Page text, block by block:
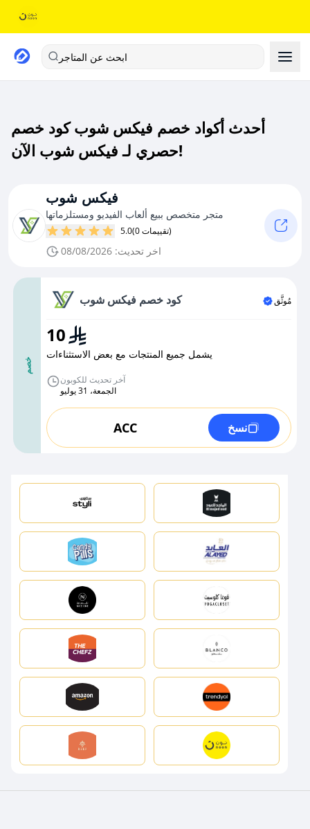
ابحث عن المتاجر
أحدث أكواد خصم فيكس شوب كود خصم
حصري لـ فيكس شوب الآن!
فيكس شوب
متجر متخصص ببيع ألعاب الفيديو ومستلزماتها
5.0 (0 تقييمات)
اخر تحديث: 08/08/2026
خصم
كود خصم فيكس شوب مُوثَّق
10
يشمل جميع المنتجات مع بعض الاستثناءات
آخر تحديث للكوبون
الجمعة، 31 يوليو
ACC نسخ